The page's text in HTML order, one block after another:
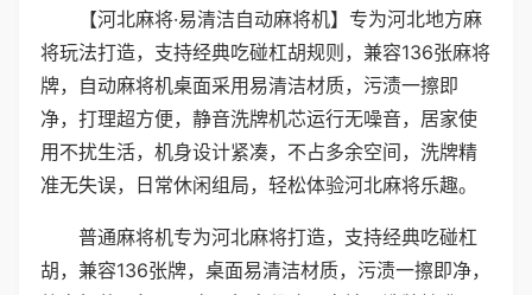
【河北麻将·易清洁自动麻将机】专为河北地方麻
将玩法打造，支持经典吃碰杠胡规则，兼容136张麻将
牌，自动麻将机桌面采用易清洁材质，污渍一擦即
净，打理超方便，静音洗牌机芯运行无噪音，居家使
用不扰生活，机身设计紧凑，不占多余空间，洗牌精
准无失误，日常休闲组局，轻松体验河北麻将乐趣。
普通麻将机专为河北麻将打造，支持经典吃碰杠
胡，兼容136张牌，桌面易清洁材质，污渍一擦即净，